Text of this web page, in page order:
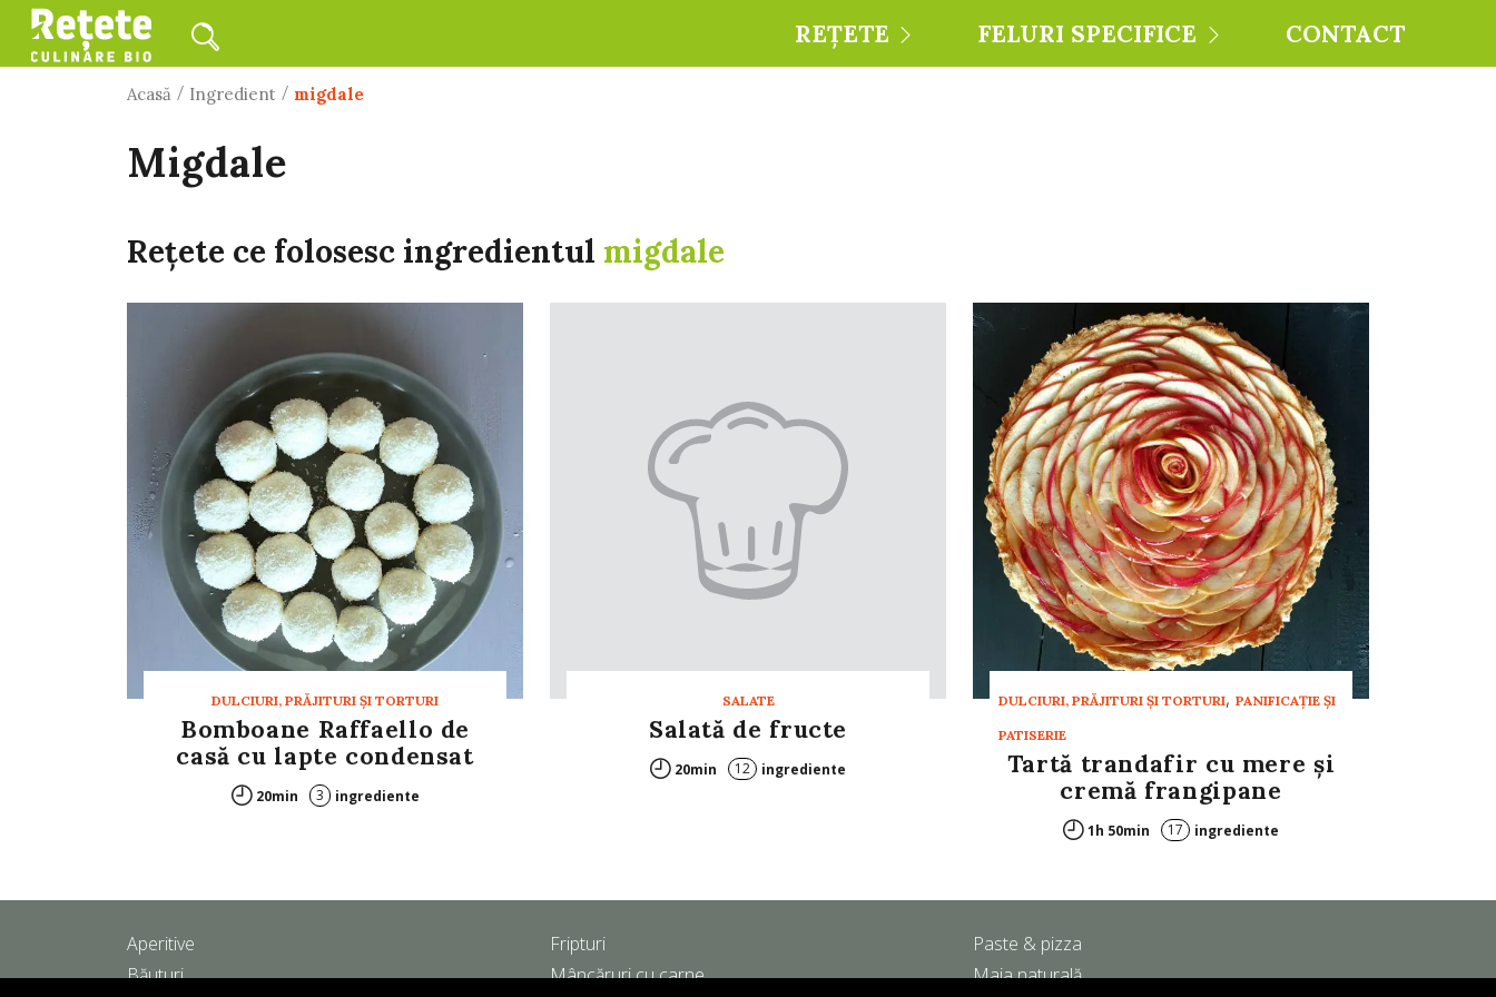
REȚETE FELURI SPECIFICE CONTACT
Acasă / Ingredient / migdale
migdale
Rețete ce folosesc ingredientul migdale
DULCIURI, PRĂJITURI ȘI TORTURI
Bomboane Raffaello de
casă cu lapte condensat
20min 3 ingrediente
SALATE
Salată de fructe
20min 12 ingrediente
DULCIURI, PRĂJITURI ȘI TORTURI, PANIFICAŢIE ŞI
PATISERIE
Tartă trandafir cu mere și
cremă frangipane
1h 50min 17 ingrediente
Aperitive
Băuturi
Fripturi
Mâncăruri cu carne
Paste & pizza
Maia naturală